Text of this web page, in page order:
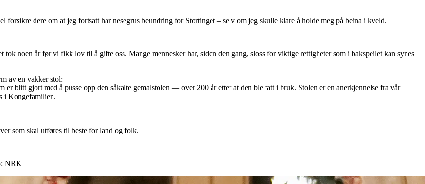
dere om at jeg fortsatt har nesegrus beundring for Stortinget – selv om jeg skulle klare å holde meg på beina i kveld.
noen år før vi fikk lov til å gifte oss. Mange mennesker har, siden den gang, sloss for viktige rettigheter som i bakspeilet kan synes
av en vakker stol:
blitt gjort med å pusse opp den såkalte gemalstolen — over 200 år etter at den ble tatt i bruk. Stolen er en anerkjennelse fra vår
i Kongefamilien.
som skal utføres til beste for land og folk.
NRK